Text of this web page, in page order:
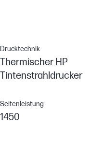
Drucktechnik
Thermischer HP
Tintenstrahldrucker
Seitenleistung
1450